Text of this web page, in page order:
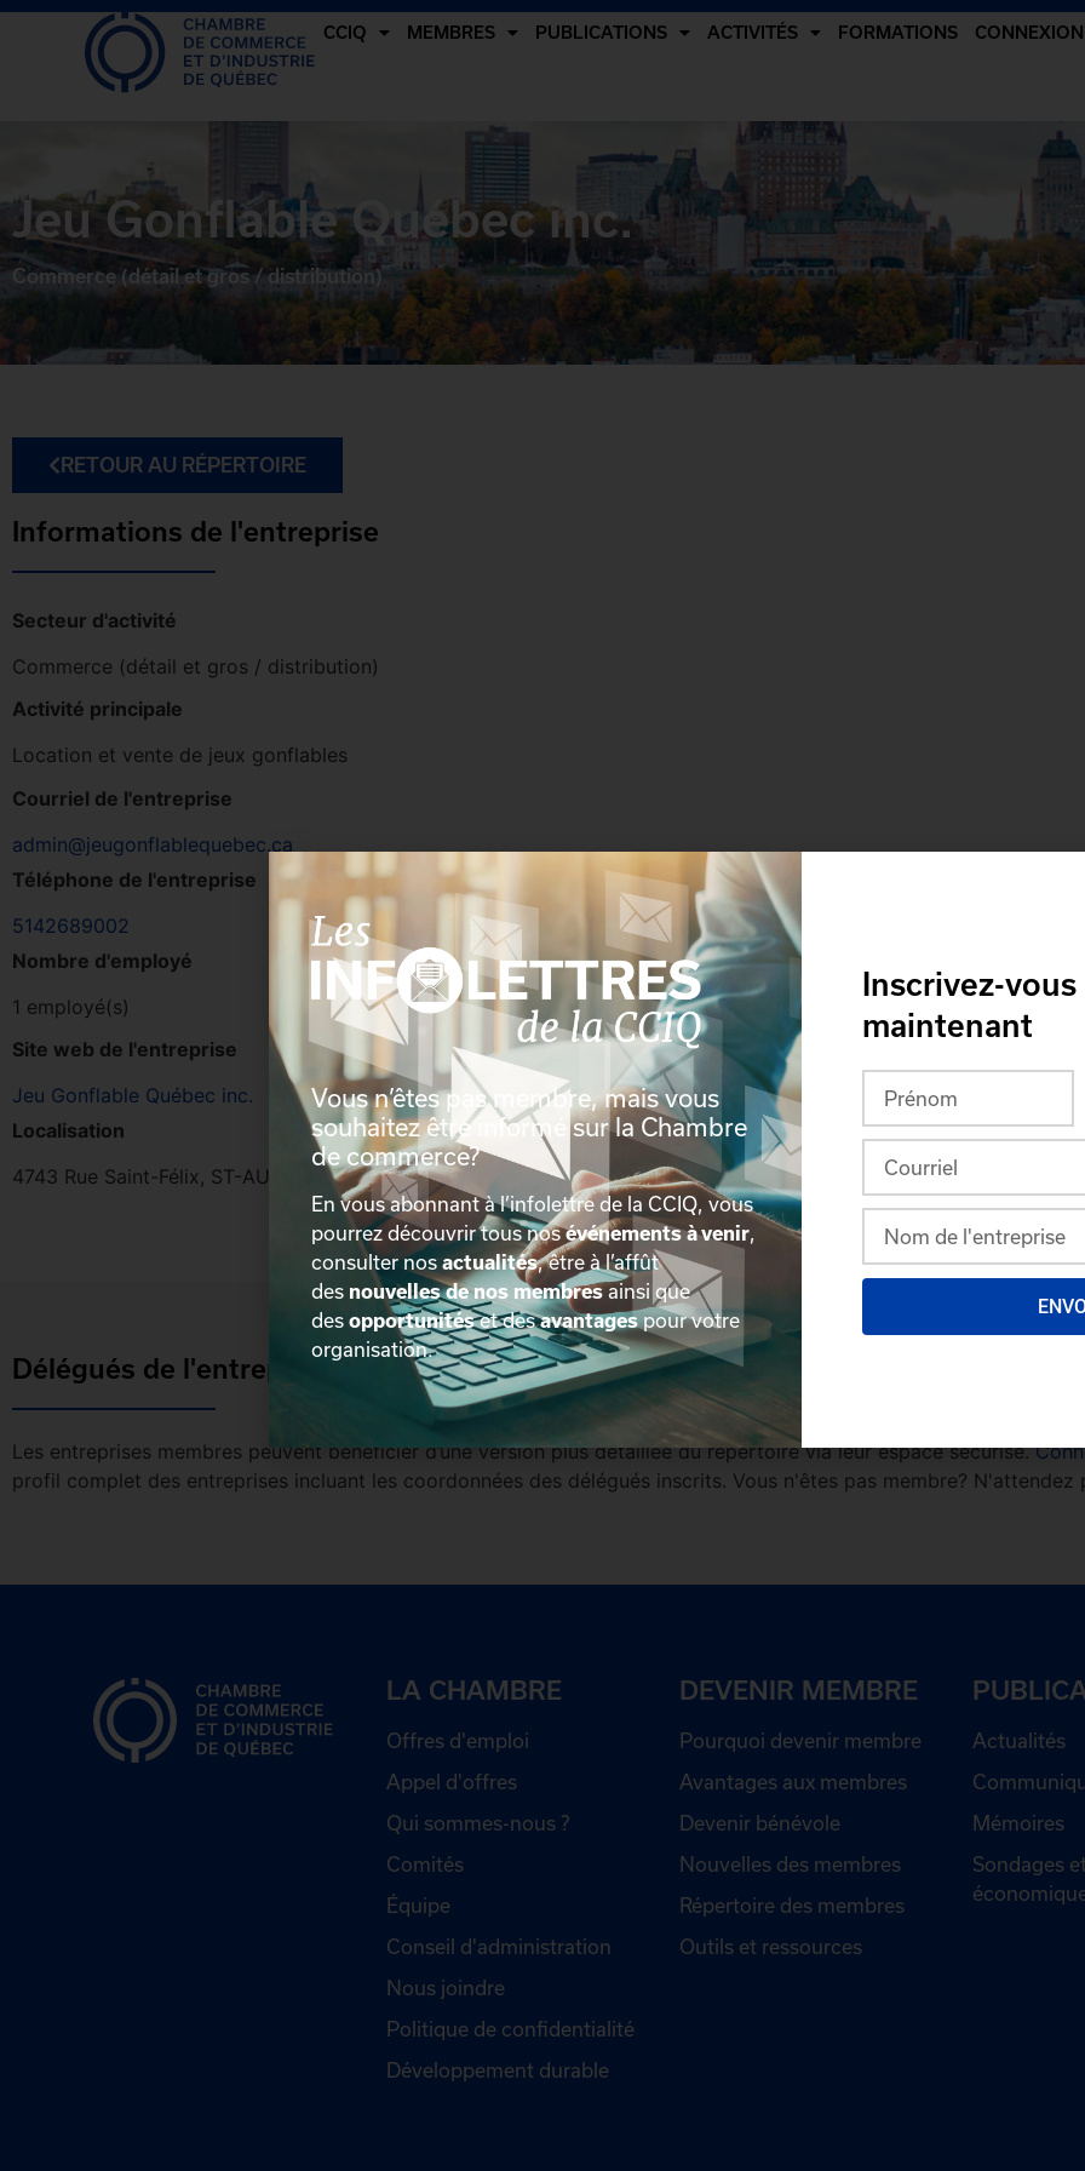
CCIQ MEMBRES PUBLICATIONS ACTIVITÉS FORMATIONS CONNEXION
Jeu Gonflable Québec inc.
Commerce (détail et gros / distribution)
RETOUR AU RÉPERTOIRE
Informations de l'entreprise
Secteur d'activité
Commerce (détail et gros / distribution)
Activité principale
Location et vente de jeux gonflables
Courriel de l'entreprise
admin@jeugonflablequebec.ca
Téléphone de l'entreprise
5142689002
Nombre d'employé
1 employé(s)
Site web de l'entreprise
Jeu Gonflable Québec inc.
Localisation
4743 Rue Saint-Félix, ST-AUGUSTIN-D-DESM, QC, G3A 1B2
Délégués de l'entreprise
Les entreprises membres peuvent bénéficier d’une version plus détaillée du répertoire via leur espace sécurisé.
profil complet des entreprises incluant les coordonnées des délégués inscrits. Vous n'êtes pas membre?
LA CHAMBRE
Offres d'emploi
Appel d'offres
Qui sommes-nous ?
Comités
Équipe
Conseil d'administration
Nous joindre
Politique de confidentialité
Développement durable
DEVENIR MEMBRE
Pourquoi devenir membre
Avantages aux membres
Devenir bénévole
Nouvelles des membres
Répertoire des membres
Outils et ressources
Actualités
Mémoires
Sondages
Vous n’êtes pas membre, mais vous
souhaitez être informé sur la Chambre
de commerce?
En vous abonnant à l’infolettre de la CCIQ, vous
pourrez découvrir tous nosévénements à venir,
consulter nosactualités, être à l’affût
des nouvelles de nos membresainsi que
des opportunitéset desavantagespour votre
organisation.
Inscrivez-vous
maintenant